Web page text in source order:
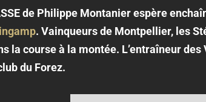
de Philippe Montanier espère
. Vainqueurs de Montpellier, les
la course à la montée. L’entraîneur
du Forez.